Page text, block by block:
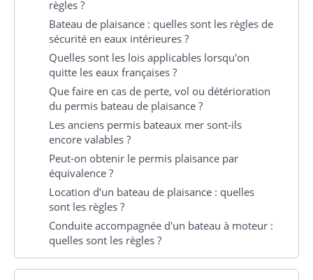
règles ?
Bateau de plaisance : quelles sont les règles de
sécurité en eaux intérieures ?
Quelles sont les lois applicables lorsqu'on
quitte les eaux françaises ?
Que faire en cas de perte, vol ou détérioration
du permis bateau de plaisance ?
Les anciens permis bateaux mer sont-ils
encore valables ?
Peut-on obtenir le permis plaisance par
équivalence ?
Location d'un bateau de plaisance : quelles
sont les règles ?
Conduite accompagnée d'un bateau à moteur :
quelles sont les règles ?